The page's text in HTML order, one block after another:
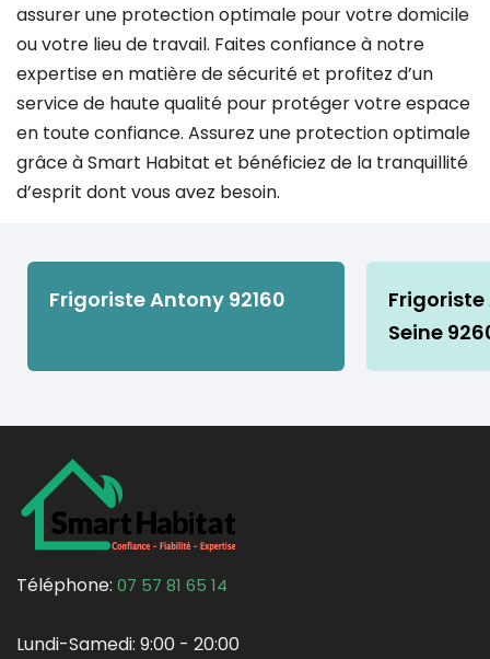
assurer une protection optimale pour votre domicile
ou votre lieu de travail. Faites confiance à notre
expertise en matière de sécurité et profitez d’un
service de haute qualité pour protéger votre espace
en toute confiance. Assurez une protection optimale
grâce à Smart Habitat et bénéficiez de la tranquillité
d’esprit dont vous avez besoin.
Frigoriste Antony 92160
Frigoriste
Seine
Téléphone: 07 57 81 65 14
Lundi-Samedi: 9:00 - 20:00